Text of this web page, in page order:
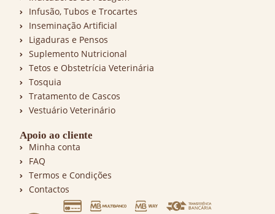
Infusão, Tubos e Trocartes
Inseminação Artificial
Ligaduras e Pensos
Suplemento Nutricional
Tetos e Obstetrícia Veterinária
Tosquia
Tratamento de Cascos
Vestuário Veterinário
Apoio ao cliente
Minha conta
FAQ
Termos e Condições
Contactos